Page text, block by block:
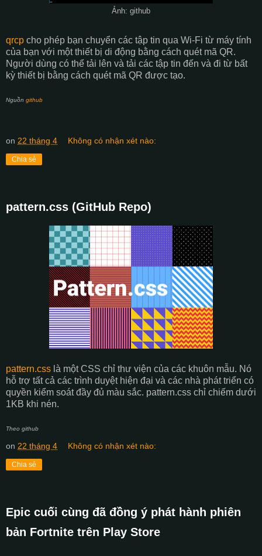
Ảnh: github
qrcp cho phép bạn chuyển các tập tin qua Wi-Fi từ máy tính
của bạn với một thiết bị di động bằng cách quét mã QR.
Người dùng có thể tải lên và tải các tập tin đến và đi từ bất
kỳ thiết bị bằng cách quét mã QR được tạo.
Nguồn github
on 22 tháng 4 Không có nhận xét nào:
Chia sẻ
pattern.css (GitHub Repo)
pattern.css là một CSS chỉ thư viện của các khuôn mẫu. Nó
hỗ trợ tất cả các trình duyệt hiện đại và các nhà phát triển có
quyền kiểm soát đầy đủ màu sắc. pattern.css chỉ chiếm dưới
1KB khi nén.
Theo github
on 22 tháng 4 Không có nhận xét nào:
Chia sẻ
Epic cuối cùng đã đồng ý phát hành phiên
bản Fortnite trên Play Store